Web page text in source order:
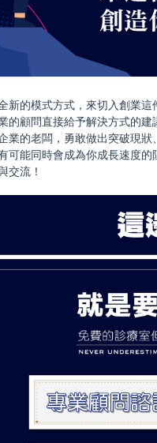
新的模式方式，來切入創業
的顧問直接給予解決方式的
業的老闆，勇敢做出突破現
可能同時會成為你成長速度
交流！